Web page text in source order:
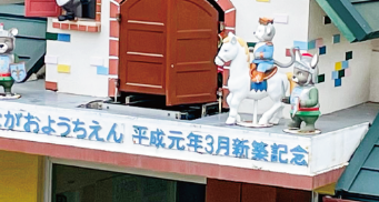
Q&A